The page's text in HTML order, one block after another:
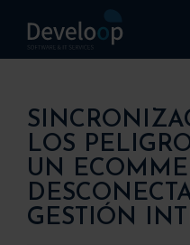
LOS
UN
GESTIÓN